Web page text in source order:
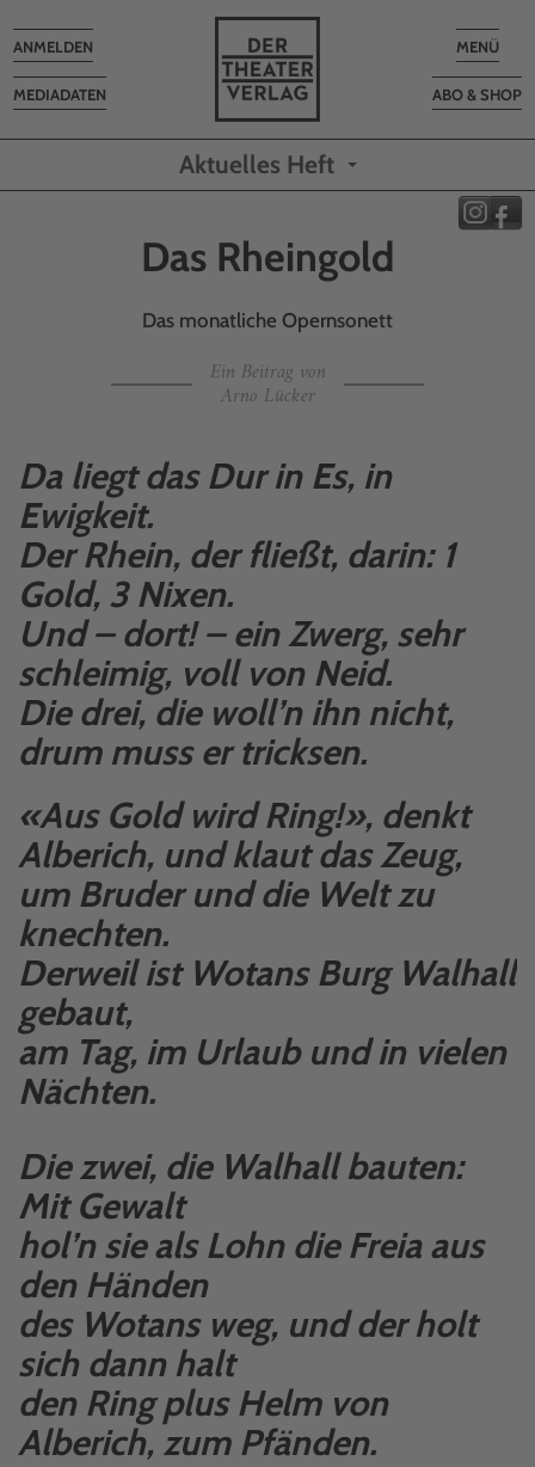
Toggle
MENÜ
ABO & SHOP
MEDIADATEN
Toggle
navigation
ANMELDEN
Aktuelles Heft
Das Rheingold
Das monatliche Opernsonett
Ein Beitrag von
Arno Lücker
Da liegt das Dur in Es, in
Ewigkeit.
Der Rhein, der fließt, darin: 1
Gold, 3 Nixen.
Und – dort! – ein Zwerg, sehr
schleimig, voll von Neid.
Die drei, die woll’n ihn nicht,
drum muss er tricksen.
«Aus Gold wird Ring!», denkt
Alberich, und klaut das Zeug,
um Bruder und die Welt zu
knechten.
Derweil ist Wotans Burg Walhall
gebaut,
am Tag, im Urlaub und in vielen
Nächten.
Die zwei, die Walhall bauten:
Mit Gewalt
hol’n sie als Lohn die Freia aus
den Händen
des Wotans weg, und der holt
sich dann halt
den Ring plus Helm von
Alberich, zum Pfänden.